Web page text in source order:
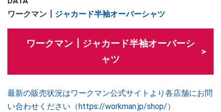
ワークマン┃ ジャカード半袖オーバーシャツ
ワークマン┃ジャカード半袖オーバーシ
ャツ
最新の販売状況はワークマン公式サイトより各店舗にお問
い合わせください（https://workman.jp/shop/）